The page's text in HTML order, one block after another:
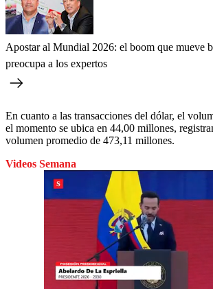
Apostar al Mundial 2026: el boom que mueve
preocupa a los expertos
En cuanto a las transacciones del dólar, el
el momento se ubica en 44,00 millones,
volumen promedio de 473,11 millones.
Videos Semana